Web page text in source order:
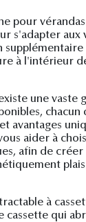
pour
s'adapter aux
à l'intérieur
une vaste
avantages
aider à
afin de
à
cassette qui